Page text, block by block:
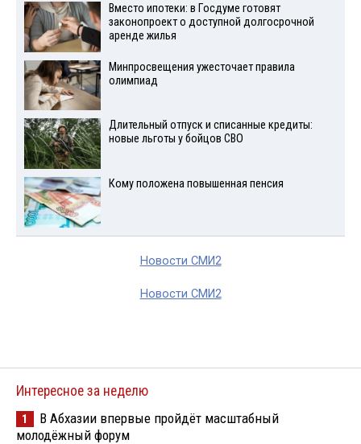
Вместо ипотеки: в Госдуме готовят
законопроект о доступной долгосрочной
аренде жилья
Минпросвещения ужесточает правила
олимпиад
Длительный отпуск и списанные кредиты:
новые льготы у бойцов СВО
Кому положена повышенная пенсия
Новости СМИ2
Новости СМИ2
Интересное за неделю
1
В Абхазии впервые пройдёт масштабный
молодёжный форум